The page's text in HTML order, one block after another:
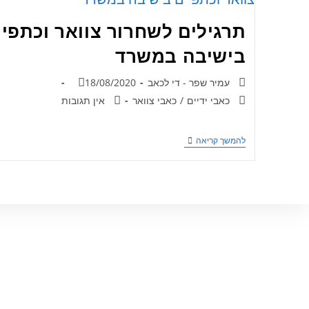
תרגילים לשחרור צוואר
בישיבה במשרד
עמיר שפר - די לכאב
18/08/2020
כאבי ידיים / כאבי צוואר אין תגובות
להמשך קריאה